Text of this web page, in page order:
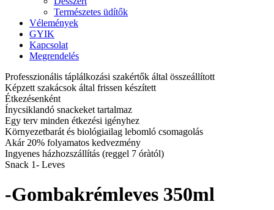
Természetes üdítők
Vélemények
GYIK
Kapcsolat
Megrendelés
Professzionális táplálkozási szakértők által összeállított
Képzett szakácsok által frissen készített
Étkezésenként
Ínycsiklandó snackeket tartalmaz
Egy terv minden étkezési igényhez
Környezetbarát és biológiailag lebomló csomagolás
Akár 20% folyamatos kedvezmény
Ingyenes házhozszállítás (reggel 7 óràtól)
Snack 1- Leves
-Gombakrémleves 350ml